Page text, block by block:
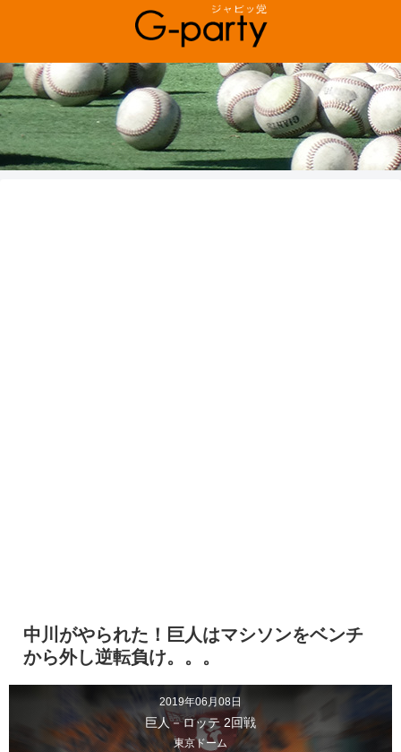
中川がやられた！巨人はマシソンをベンチ
から外し逆転負け。。。
2019年06月08日
巨人－ロッテ 2回戦
東京ドーム